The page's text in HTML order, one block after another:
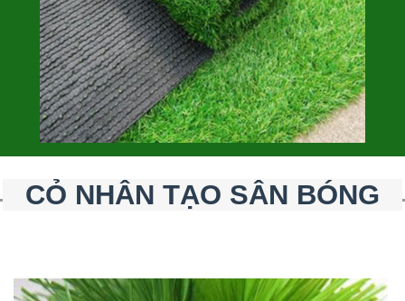
CỎ NHÂN TẠO SÂN BÓNG